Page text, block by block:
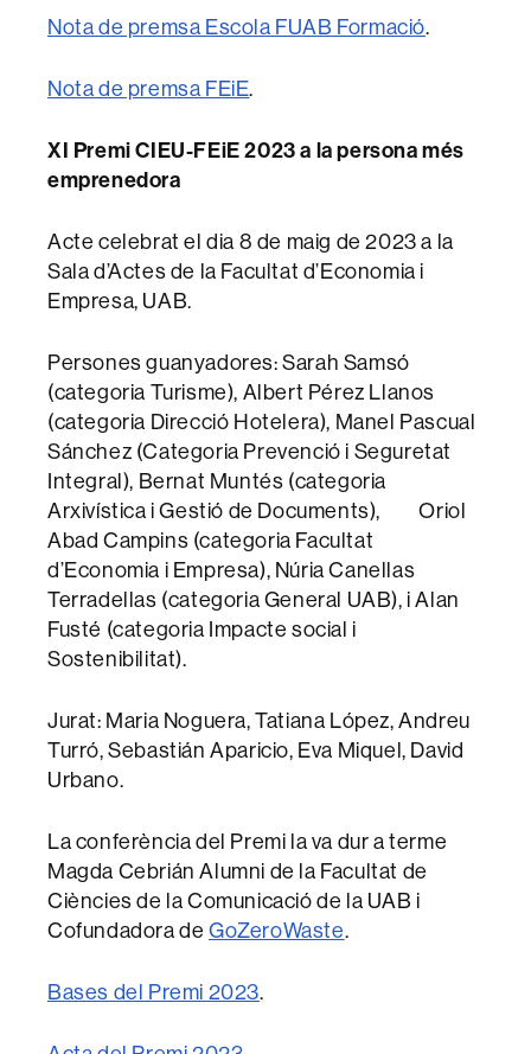
Nota de premsa Escola FUAB Formació.
Nota de premsa FEiE.
XI Premi CIEU-FEiE 2023 a la persona més
emprenedora
Acte celebrat el dia 8 de maig de 2023 a la
Sala d’Actes de la Facultat d’Economia i
Empresa, UAB.
Persones guanyadores: Sarah Samsó
(categoria Turisme), Albert Pérez Llanos
(categoria Direcció Hotelera), Manel Pascual
Sánchez (Categoria Prevenció i Seguretat
Integral), Bernat Muntés (categoria
Arxivística i Gestió de Documents), Oriol
Abad Campins (categoria Facultat
d’Economia i Empresa), Núria Canellas
Terradellas (categoria General UAB), i Alan
Fusté (categoria Impacte social i
Sostenibilitat).
Jurat: Maria Noguera, Tatiana López, Andreu
Turró, Sebastián Aparicio, Eva Miquel, David
Urbano.
La conferència del Premi la va dur a terme
Magda Cebrián Alumni de la Facultat de
Ciències de la Comunicació de la UAB i
Cofundadora de GoZeroWaste.
Bases del Premi 2023.